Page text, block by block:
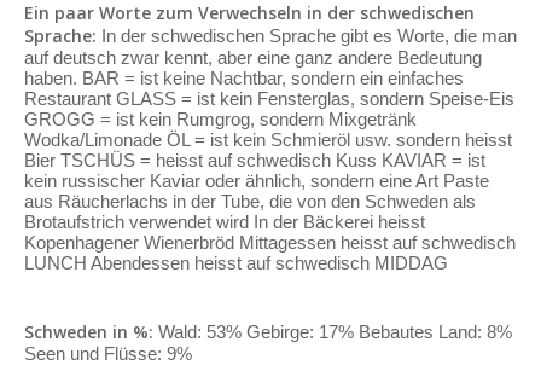
Ein paar Worte zum Verwechseln in der schwedischen
Sprache: In der schwedischen Sprache gibt es Worte, die man
auf deutsch zwar kennt, aber eine ganz andere Bedeutung
haben. BAR = ist keine Nachtbar, sondern ein einfaches
Restaurant GLASS = ist kein Fensterglas, sondern Speise-Eis
GROGG = ist kein Rumgrog, sondern Mixgetränk
Wodka/Limonade ÖL = ist kein Schmieröl usw. sondern heisst
Bier TSCHÜS = heisst auf schwedisch Kuss KAVIAR = ist
kein russischer Kaviar oder ähnlich, sondern eine Art Paste
aus Räucherlachs in der Tube, die von den Schweden als
Brotaufstrich verwendet wird In der Bäckerei heisst
Kopenhagener Wienerbröd Mittagessen heisst auf schwedisch
LUNCH Abendessen heisst auf schwedisch MIDDAG
Schweden in %: Wald: 53% Gebirge: 17% Bebautes Land: 8%
Seen und Flüsse: 9%